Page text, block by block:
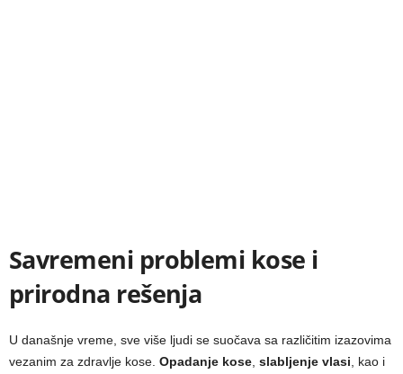
Savremeni problemi kose i
prirodna rešenja
U današnje vreme, sve više ljudi se suočava sa različitim izazovima
vezanim za zdravlje kose. Opadanje kose slabljenje vlasi , kao i